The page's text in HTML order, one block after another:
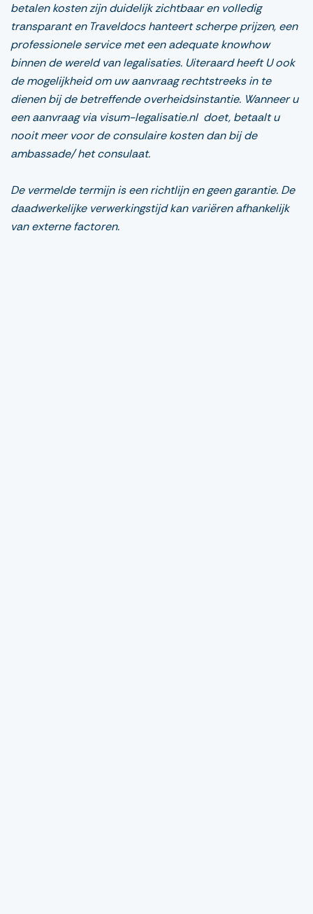
betalen kosten zijn duidelijk zichtbaar en volledig
transparant en Traveldocs hanteert scherpe prijzen, een
professionele service met een adequate knowhow
binnen de wereld van legalisaties. Uiteraard heeft U ook
de mogelijkheid om uw aanvraag rechtstreeks in te
dienen bij de betreffende overheidsinstantie. Wanneer u
een aanvraag via visum-legalisatie.nl doet, betaalt u
nooit meer voor de consulaire kosten dan bij de
ambassade/ het consulaat.
De vermelde termijn is een richtlijn en geen garantie. De
daadwerkelijke verwerkingstijd kan variëren afhankelijk
van externe factoren.